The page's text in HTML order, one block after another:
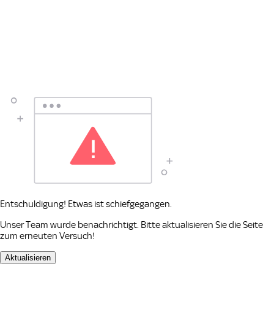
Entschuldigung! Etwas ist schiefgegangen.
Unser Team wurde benachrichtigt. Bitte aktualisieren Sie die Seite
zum erneuten Versuch!
Aktualisieren